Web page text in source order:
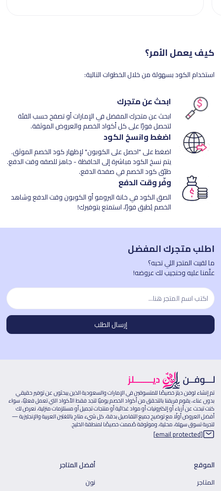
كيف يعمل الأمر؟
استخدام الكود بسهولة من خلال الخطوات التالية:
ابحث عن متجرك
ابحث عن متجرك المفضل في الإمارات أو تصفح حسب الفئة
لتحصل فورًا على كل أكواد الخصم والعروض الموثقة.
اضغط وانسخ الكود
اضغط على "احصل على الكوبون" لإظهار كود الخصم الموثق.
يتم نسخ الكود مباشرة إلى الحافظة - جاهز للصقه وقت الدفع.
طبّق كود الخصم في صفحة الدفع.
وفّر وقت الدفع
الصق الكود في خانة البرومو أو الكوبون وقت الدفع وشاهد
الخصم يُطبق فورًا، استمتع بتوفيرك!
اطلب متجرك المفضل
ما لقيت المتجر اللي تحبه؟
علّمنا عليه وحنجيب لك عروضه!
تم إنشاء لوفن ديلز خصيصًا للمتسوقين في الإمارات والسعودية الذين يبحثون عن توفير حقيقي
بدون عناء، يقوم فريقنا بالتحقق من أكواد الخصم يوميًا لتجد فقط الأكواد التي تعمل فعليًا، سواء
كنت تبحث عن أزياء أو إلكترونيات أو مواد غذائية أو منتجات تجميل أو مستلزمات منزلية، نعرض لك
أفضل العروض أولًا مع توضيح جميع التفاصيل بدقة، كل شيء متاح باللغتين العربية والإنجليزية —
لتجربة تسوق سهلة، محلية، وموثوقة صُممت خصيصًا لمنطقة الخليج.
[email protected]
الموقع
المتاجر
أفضل المتاجر
نون